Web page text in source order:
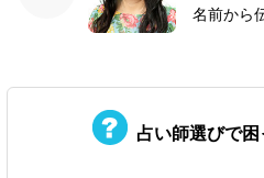
名前から
占い師選びで困